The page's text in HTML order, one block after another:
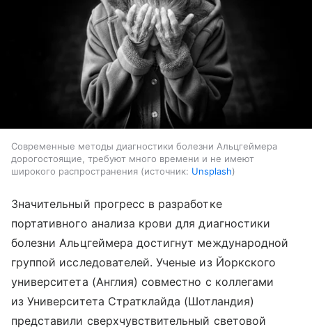
Современные методы диагностики болезни Альцгеймера
дорогостоящие, требуют много времени и не имеют
широкого распространения
источник: Unsplash
Значительный прогресс в разработке
портативного анализа крови для диагностики
болезни Альцгеймера достигнут международной
группой исследователей. Ученые из Йоркского
университета (Англия) совместно с коллегами
из Университета Стратклайда (Шотландия)
представили сверхчувствительный световой